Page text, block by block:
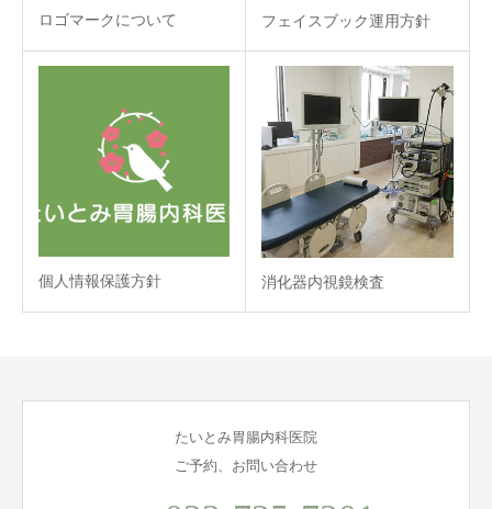
ロゴマークについて フェイスブック運用方針
個人情報保護方針 消化器内視鏡検査
たいとみ胃腸内科医院
ご予約、お問い合わせ